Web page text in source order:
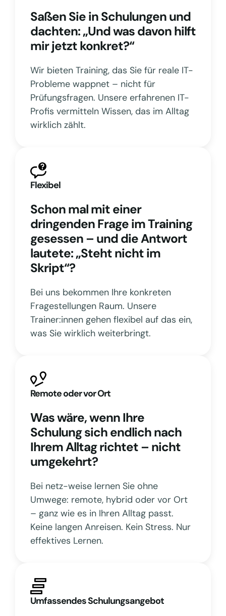
Saßen Sie in Schulungen und
dachten: „Und was davon hilft
mir jetzt konkret?“
Wir bieten Training, das Sie für reale IT-
Probleme wappnet – nicht für
Prüfungsfragen. Unsere erfahrenen IT-
Profis vermitteln Wissen, das im Alltag
wirklich zählt.
Flexibel
Schon mal mit einer
dringenden Frage im Training
gesessen – und die Antwort
lautete: „Steht nicht im
Skript“?
Bei uns bekommen Ihre konkreten
Fragestellungen Raum. Unsere
Trainer:innen gehen flexibel auf das ein,
was Sie wirklich weiterbringt.
Remote oder vor Ort
Was wäre, wenn Ihre
Schulung sich endlich nach
Ihrem Alltag richtet – nicht
umgekehrt?
Bei netz-weise lernen Sie ohne
Umwege: remote, hybrid oder vor Ort
– ganz wie es in Ihren Alltag passt.
Keine langen Anreisen. Kein Stress. Nur
effektives Lernen.
Umfassendes Schulungsangebot